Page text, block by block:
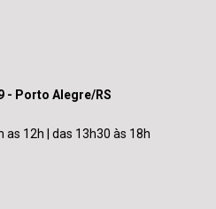
- Porto Alegre/RS
as 12h | das 13h30 às 18h